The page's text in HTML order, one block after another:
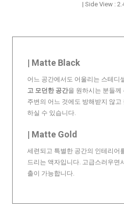
| Side View :
| Matte Black
어느 공간에서도 어울리는 스테디
고 모던한 공간을 원하시는 분들께
주변의 어느 것에도 방해받지 않
하실 수 있습니다.
| Matte Gold
세련되고 특별한 공간의 인테리어
드리는 액자입니다. 고급스러우면
출이 가능합니다.